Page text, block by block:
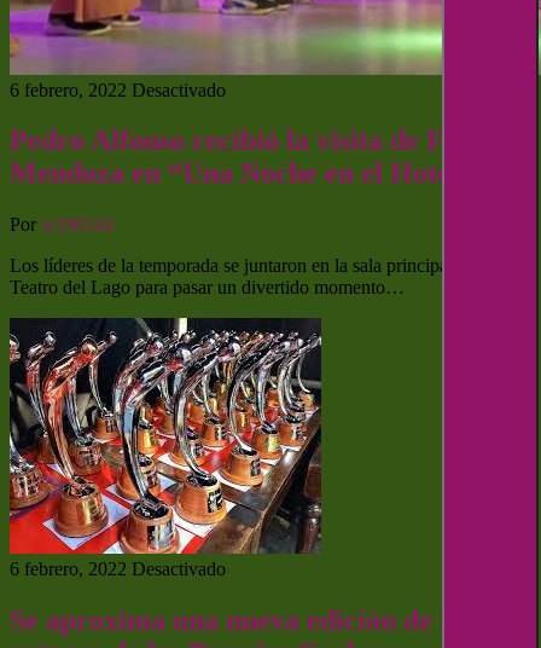
6 febrero, 2022 Desactivado
Pedro Alfonso recibió la visita de Flavio
Mendoza en “Una Noche en el Hotel”
Por w290144
Los líderes de la temporada se juntaron en la sala principal del
Teatro del Lago para pasar un divertido momento…
6 febrero, 2022 Desactivado
Se aproxima una nueva edición de la